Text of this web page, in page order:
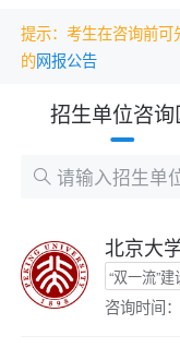
提示：考生在咨询前
的网报公告
招生单位咨询
北京大
“双一流”
咨询时间